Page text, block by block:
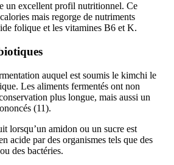
un excellent profil nutritionnel. Ce
mais regorge de nutriments
folique et les vitamines B6 et K.
auquel est soumis le kimchi le
Les aliments fermentés ont non
plus longue, mais aussi un
(11).
lorsqu’un amidon ou un sucre est
acide par des organismes tels que des
des bactéries.